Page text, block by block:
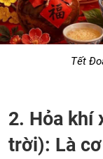
Tết
2. Hỏa khí
trời): Là